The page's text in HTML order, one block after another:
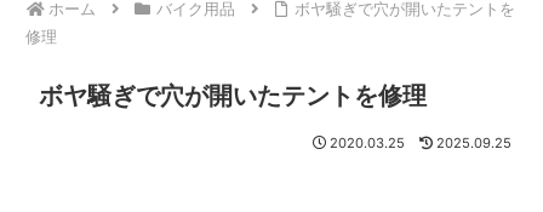
ホーム バイク用品
ボヤ騒ぎで穴が開いたテントを
修理
ボヤ騒ぎで穴が開いたテントを修理
2020.03.25 2025.09.25